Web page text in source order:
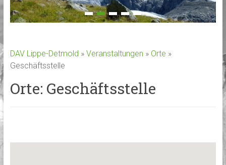
DAV Lippe-Detmold » Veranstaltungen » Orte »
Geschäftsstelle
Orte: Geschäftsstelle